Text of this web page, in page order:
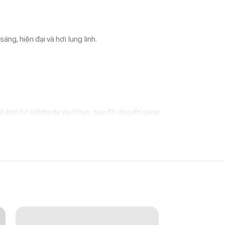
hiện đại và hơi lung linh.
kim từ aldehyde và citrus, sau đó chuyển sang
dư âm dễ chịu và đầy phong thái.